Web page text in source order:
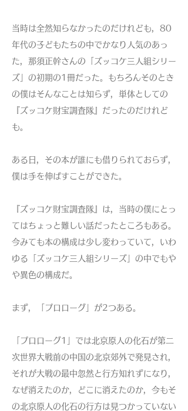
当時は全然知らなかったのだけれども，80
年代の子どもたちの中でかなり人気のあっ
た，那須正幹さんの「ズッコケ三人組シリー
ズ」の初期の1冊だった。もちろんそのとき
の僕はそんなことは知らず，単体としての
『ズッコケ財宝調査隊』だったのだけれど
も。
ある日，その本が誰にも借りられておらず，
僕は手を伸ばすことができた。
『ズッコケ財宝調査隊』は，当時の僕にとっ
てはちょっと難しい話だったところもある。
今みても本の構成は少し変わっていて，いわ
ゆる「ズッコケ三人組シリーズ」の中でもや
や異色の構成だ。
まず，「プロローグ」が2つある。
「プロローグ1」では北京原人の化石が第二
次世界大戦前の中国の北京郊外で発見され，
それが大戦の最中忽然と行方知れずになり，
なぜ消えたのか，どこに消えたのか，今もそ
の北京原人の化石の行方は見つかっていない